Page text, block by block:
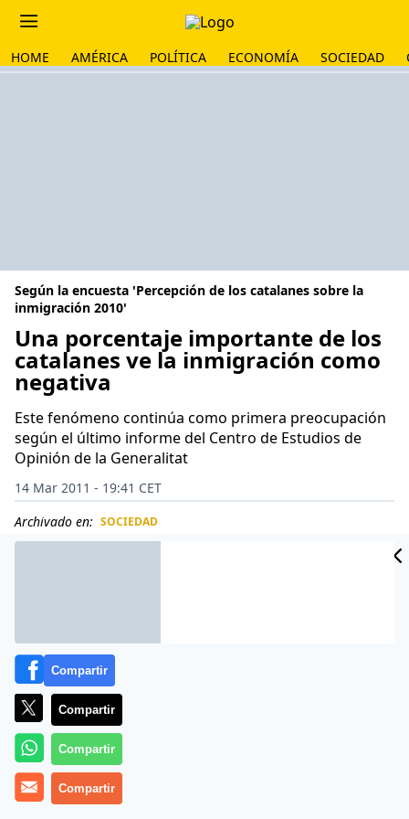
HOME AMÉRICA POLÍTICA ECONOMÍA SOCIEDAD
Según la encuesta 'Percepción de los catalanes sobre la
inmigración 2010'
Una porcentaje importante de los
catalanes ve la inmigración como
negativa
Este fenómeno continúa como primera preocupación
según el último informe del Centro de Estudios de
Opinión de la Generalitat
14 Mar 2011 - 19:41 CET
Archivado en: SOCIEDAD
Compartir
Compartir
Compartir
Compartir